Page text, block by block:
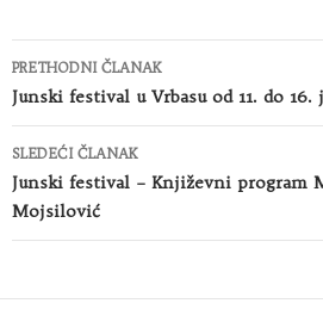
Kretanje
članaka
PRETHODNI ČLANAK
Junski festival u Vrbasu od 11. do 16.
SLEDEĆI ČLANAK
Junski festival – Književni program
Mojsilović